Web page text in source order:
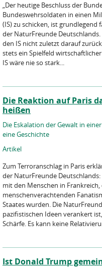
„Der heutige Beschluss der
Bundeswehrsoldaten in einen
(IS) zu schicken, ist
der NaturFreunde
den IS nicht zuletzt darauf
stets ein Spielfeld
IS wäre nie so stark...
Die Reaktion auf Paris
heißen
Die Eskalation der Gewalt in
eine Geschichte
Artikel
Zum Terroranschlag in Paris
der NaturFreunde
mit den Menschen in
menschenverachtenden
Staates wurden. Die
pazifistischen Ideen verankert
Schärfe. Es kann keine
Ist Donald Trump